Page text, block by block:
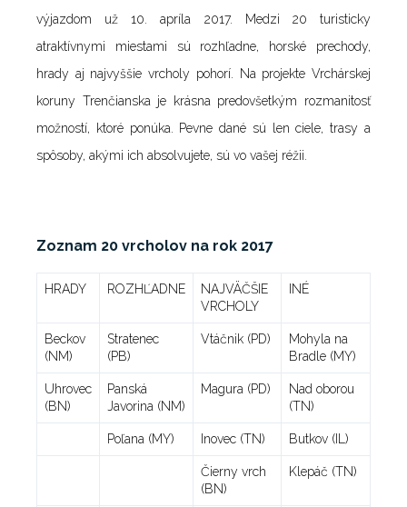
výjazdom už 10. apríla 2017. Medzi 20 turisticky
atraktívnymi miestami sú rozhľadne, horské prechody,
hrady aj najvyššie vrcholy pohorí. Na projekte Vrchárskej
koruny Trenčianska je krásna predovšetkým rozmanitosť
možností, ktoré ponúka. Pevne dané sú len ciele, trasy a
spôsoby, akými ich absolvujete, sú vo vašej réžii.
Zoznam 20 vrcholov na rok 2017
HRADY ROZHĽADNE
NAJVÄČŠIE
VRCHOLY
INÉ
Beckov
(NM)
Stratenec
(PB)
Vtáčnik (PD)
Mohyla na
Bradle (MY)
Uhrovec
(BN)
Panská
Javorina (NM)
Magura (PD)
Nad oborou
(TN)
Poľana (MY) Inovec (TN) Butkov (IL)
Čierny vrch
(BN)
Klepáč (TN)